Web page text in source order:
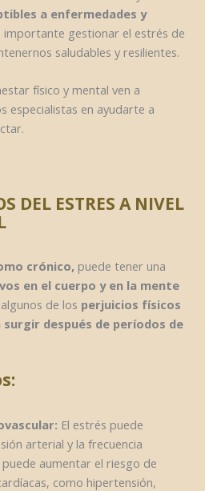
a enfermedades y
importante gestionar el estrés de
saludables y resilientes.
físico y mental ven a
especialistas en ayudarte a
DEL ESTRES A NIVEL
crónico, puede tener una
en el cuerpo y en la mente
de los perjuicios físicos
después de períodos de
El estrés puede
arterial y la frecuencia
aumentar el riesgo de
como hipertensión,